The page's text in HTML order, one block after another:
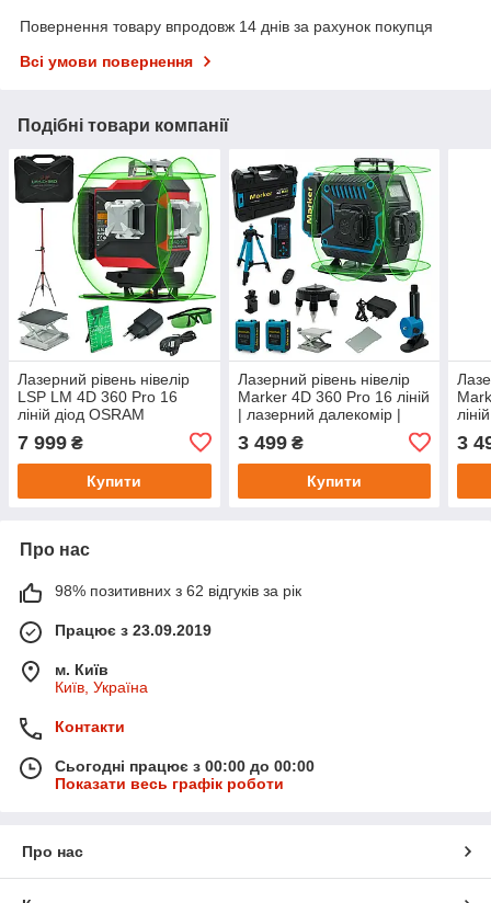
Повернення товару впродовж 14 днів за рахунок покупця
Всі умови повернення
Подібні товари компанії
Лазерний рівень нівелір
LSP LM 4D 360 Pro 16
ліній діод OSRAM
штанга з мікроліфтом 3,6
м з штативом
7 999 ₴
Купити
Лазерний рівень нівелір
Marker 4D 360 Pro 16 ліній
| лазерний далекомір |
3 499₴
Купити
3
Про нас
98% позитивних з 62 відгуків за рік
Працює з 23.09.2019
м. Київ
Київ, Україна
Контакти
Сьогодні працює з 00:00 до 00:00
Показати весь графік роботи
Про нас